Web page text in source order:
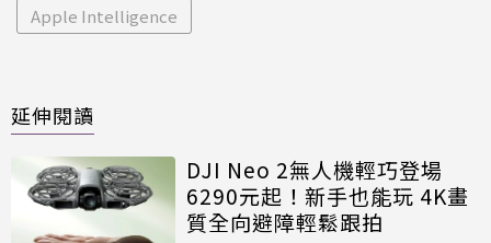
Apple Intelligence
延伸閱讀
DJI Neo 2無人機輕巧登場
6290元起！新手也能玩 4K畫
質全向避障輕鬆跟拍